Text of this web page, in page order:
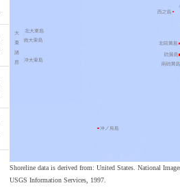
Shoreline data is derived from: United States. National
USGS Information Services, 1997.